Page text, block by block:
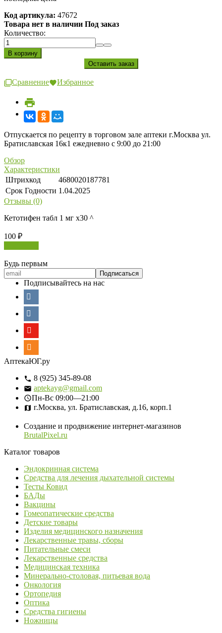
Код артикула: 47672
Товара нет в наличии Под заказ
Количество:
Сравнение Избранное
Отпускается по рецепту в торговом зале аптеки г.Москва ул.
Братиславская 16к1 ежедневно с 9:00 до 21:00
Обзор
Характеристики
Штрихкод
4680020187781
Срок Годности 1.04.2025
Отзывы (0)
Кетотифен табл 1 мг х30 ^
100 ₽
Будь первым
Подписывайтесь на нас
АптекаЮГ.ру
8 (925) 345-89-08
aptekayg@gmail.com
Пн-Вс 09:00—21:00
г.Москва, ул. Братиславская, д.16, корп.1
Создание и продвижение интернет-магазинов
BrutalPixel.ru
Каталог товаров
Эндокринная система
Средства для лечения дыхательной системы
Тесты Ковид
БАДы
Вакцины
Гомеопатические средства
Детские товары
Изделия медицинского назначения
Лекарственные травы, сборы
Питательные смеси
Лекарственные средства
Медицинская техника
Минерально-столовая, питьевая вода
Онкология
Ортопедия
Оптика
Средства гигиены
Ножницы